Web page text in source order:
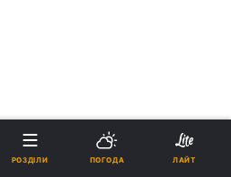
РОЗДІЛИ ПОГОДА ЛАЙТ